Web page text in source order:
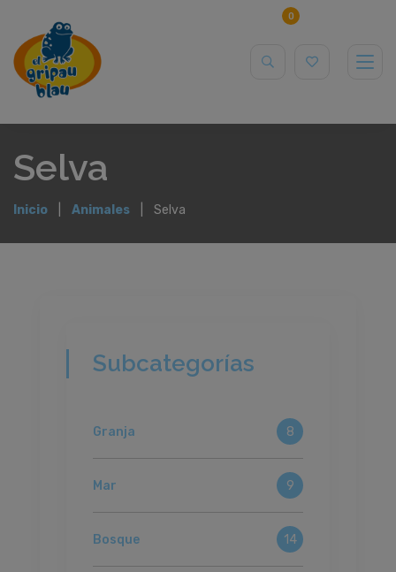
0
Selva
Inicio Animales Selva
Subcategorías
Granja 8
Mar 9
Bosque 14